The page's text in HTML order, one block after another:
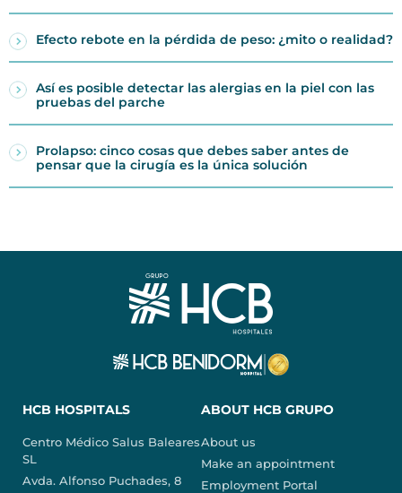
Efecto rebote en la pérdida de peso: ¿mito o realidad?
Así es posible detectar las alergias en la piel con las
pruebas del parche
Prolapso: cinco cosas que debes saber antes de
pensar que la cirugía es la única solución
HCB HOSPITALS
Centro Médico Salus Baleares
SL
Avda. Alfonso Puchades, 8
ABOUT HCB GRUPO
About us
Make an appointment
Employment Portal